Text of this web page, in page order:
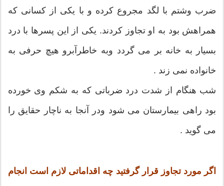
ضرب وشتم با لگد مجروع کرده و با یکی از کسانی که
همراهش بود به او تجاوز کردند. یکی از این پسرها با درد
بسیار به خانه بر می گردد وبه خاطرآبرو هیچ حرفی به
خانواده نمی زند .
شب هنگام از شدت درد ضرباتی که به شکم وی خورده
بود راهی بیمارستان می شود ودر آنجا به ناچار حقایق را
می گوید .
اگر مورد تجاوز قرار گرفتید چه اقداماتی لازم است انجام